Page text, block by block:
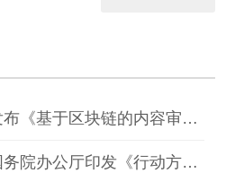
《基于区块链的内容审核
院办公厅印发《行动方